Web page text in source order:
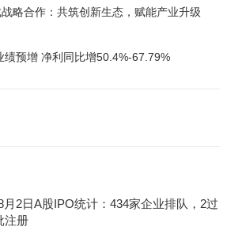
略合作：共筑创新生态，赋能产业升级
预增 净利同比增50.4%-67.79%
月2日A股IPO统计：434家企业排队，2过
注册